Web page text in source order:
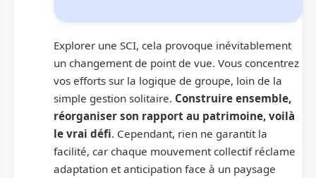
Explorer une SCI, cela provoque inévitablement
un changement de point de vue. Vous concentrez
vos efforts sur la logique de groupe, loin de la
simple gestion solitaire. Construire ensemble,
réorganiser son rapport au patrimoine, voilà
le vrai défi. Cependant, rien ne garantit la
facilité, car chaque mouvement collectif réclame
adaptation et anticipation face à un paysage